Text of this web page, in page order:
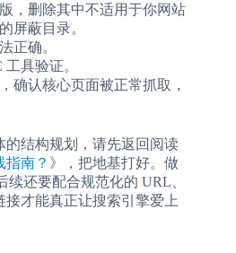
，删除其中不适用于你网站
屏蔽目录。
正确。
工具验证。
确认核心页面被正常抓取，
结构规划，请先返回阅读
指南？ 》，把地基打好。做
续还要配合规范化的 URL、
才能真正让搜索引擎爱上